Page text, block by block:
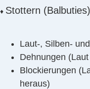
♦ Stottern (Balbuties)
Laut-, Silben-
Dehnungen
Blockierungen
heraus)